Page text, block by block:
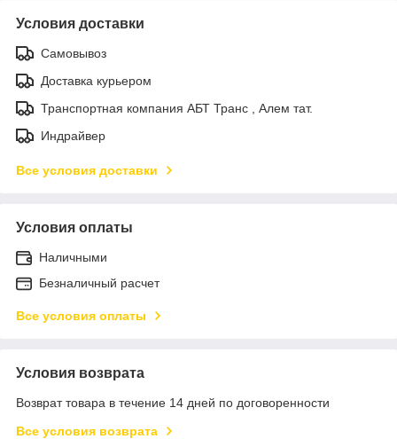
Условия доставки
Самовывоз
Доставка курьером
Транспортная компания АБТ Транс , Алем тат.
Индрайвер
Все условия доставки
Условия оплаты
Наличными
Безналичный расчет
Все условия оплаты
Условия возврата
Возврат товара в течение 14 дней по договоренности
Все условия возврата